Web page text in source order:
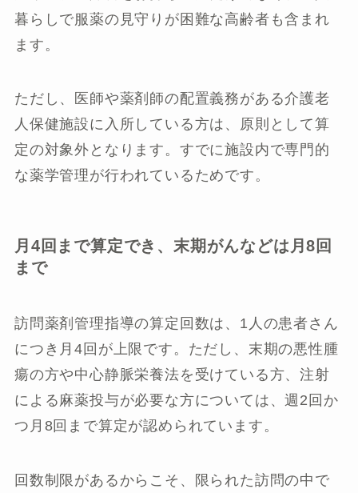
暮らしで服薬の見守りが困難な高齢者も含まれ
ます。
ただし、医師や薬剤師の配置義務がある介護老
人保健施設に入所している方は、原則として算
定の対象外となります。すでに施設内で専門的
な薬学管理が行われているためです。
月4回まで算定でき、末期がんなどは月8回
まで
訪問薬剤管理指導の算定回数は、1人の患者さん
につき月4回が上限です。ただし、末期の悪性腫
瘍の方や中心静脈栄養法を受けている方、注射
による麻薬投与が必要な方については、週2回か
つ月8回まで算定が認められています。
回数制限があるからこそ、限られた訪問の中で